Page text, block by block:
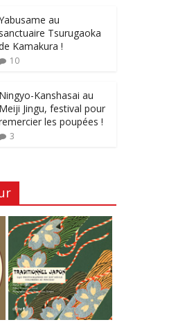
au
sanctuaire Tsurugaoka
Kamakura !
10
Ningyo-Kanshasai au
Meiji Jingu, festival pour
les poupées !
3